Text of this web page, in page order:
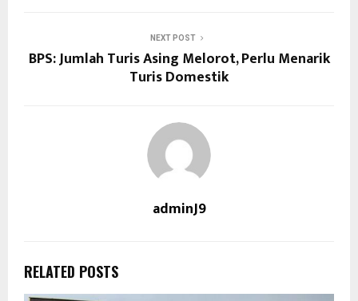
NEXT POST
BPS: Jumlah Turis Asing Melorot, Perlu Menarik
Turis Domestik
adminJ9
RELATED POSTS